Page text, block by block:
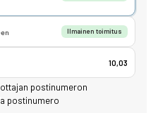
Ilmainen toimitus
10,03
postinumeron
postinumero